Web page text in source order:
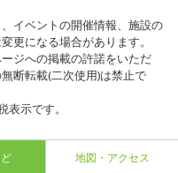
イベントの開催情報、施設の
更になる場合があります。
ジへの掲載の許諾をいただ
断転載(二次使用)は禁止で
示です。
地図・アクセス